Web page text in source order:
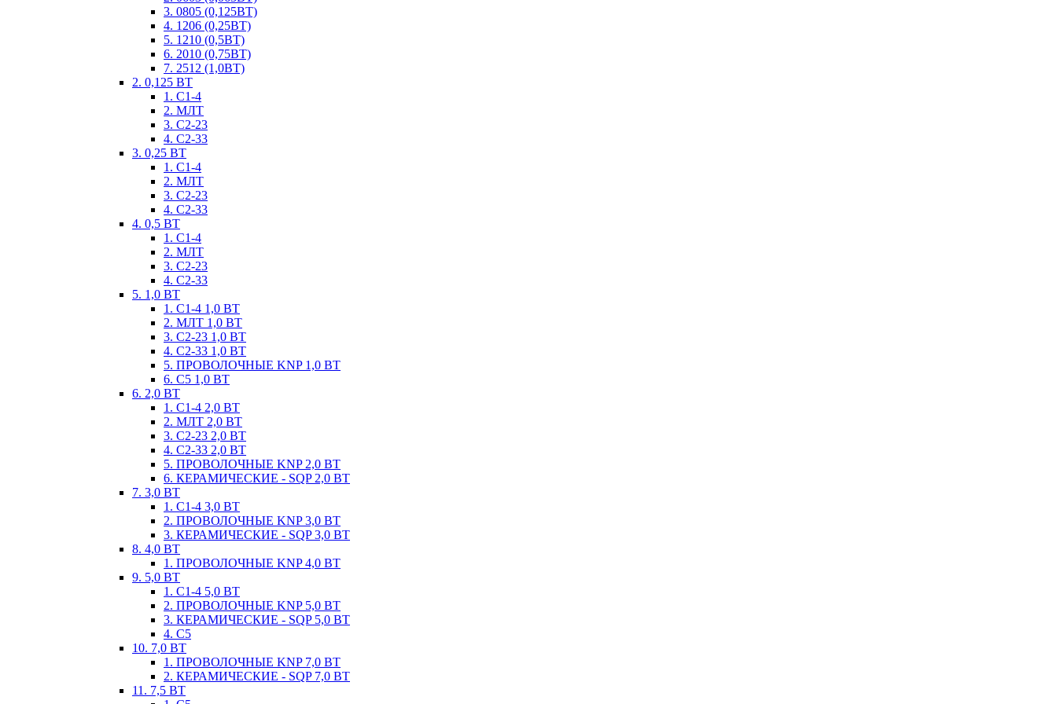
3. 0805 (0,125ВТ)
4. 1206 (0,25ВТ)
5. 1210 (0,5ВТ)
6. 2010 (0,75ВТ)
7. 2512 (1,0ВТ)
2. 0,125 ВТ
1. С1-4
2. МЛТ
3. С2-23
4. С2-33
3. 0,25 ВТ
1. С1-4
2. МЛТ
3. С2-23
4. С2-33
4. 0,5 ВТ
1. С1-4
2. МЛТ
3. С2-23
4. С2-33
5. 1,0 ВТ
1. С1-4 1,0 ВТ
2. МЛТ 1,0 ВТ
3. С2-23 1,0 ВТ
4. С2-33 1,0 ВТ
5. ПРОВОЛОЧНЫЕ KNP 1,0 ВТ
6. С5 1,0 ВТ
6. 2,0 ВТ
1. С1-4 2,0 ВТ
2. МЛТ 2,0 ВТ
3. С2-23 2,0 ВТ
4. С2-33 2,0 ВТ
5. ПРОВОЛОЧНЫЕ KNP 2,0 ВТ
6. КЕРАМИЧЕСКИЕ - SQP 2,0 ВТ
7. 3,0 ВТ
1. С1-4 3,0 ВТ
2. ПРОВОЛОЧНЫЕ KNP 3,0 ВТ
3. КЕРАМИЧЕСКИЕ - SQP 3,0 ВТ
8. 4,0 ВТ
1. ПРОВОЛОЧНЫЕ KNP 4,0 ВТ
9. 5,0 ВТ
1. С1-4 5,0 ВТ
2. ПРОВОЛОЧНЫЕ KNP 5,0 ВТ
3. КЕРАМИЧЕСКИЕ - SQP 5,0 ВТ
4. С5
10. 7,0 ВТ
1. ПРОВОЛОЧНЫЕ KNP 7,0 ВТ
2. КЕРАМИЧЕСКИЕ - SQP 7,0 ВТ
11. 7,5 ВТ